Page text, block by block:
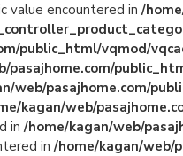
value encountered in/
public_html/vqmod/
pasajhome.com/
web/pasajhome.com/
kagan/web/
in/home/kagan/web/
in/home/kagan/web/